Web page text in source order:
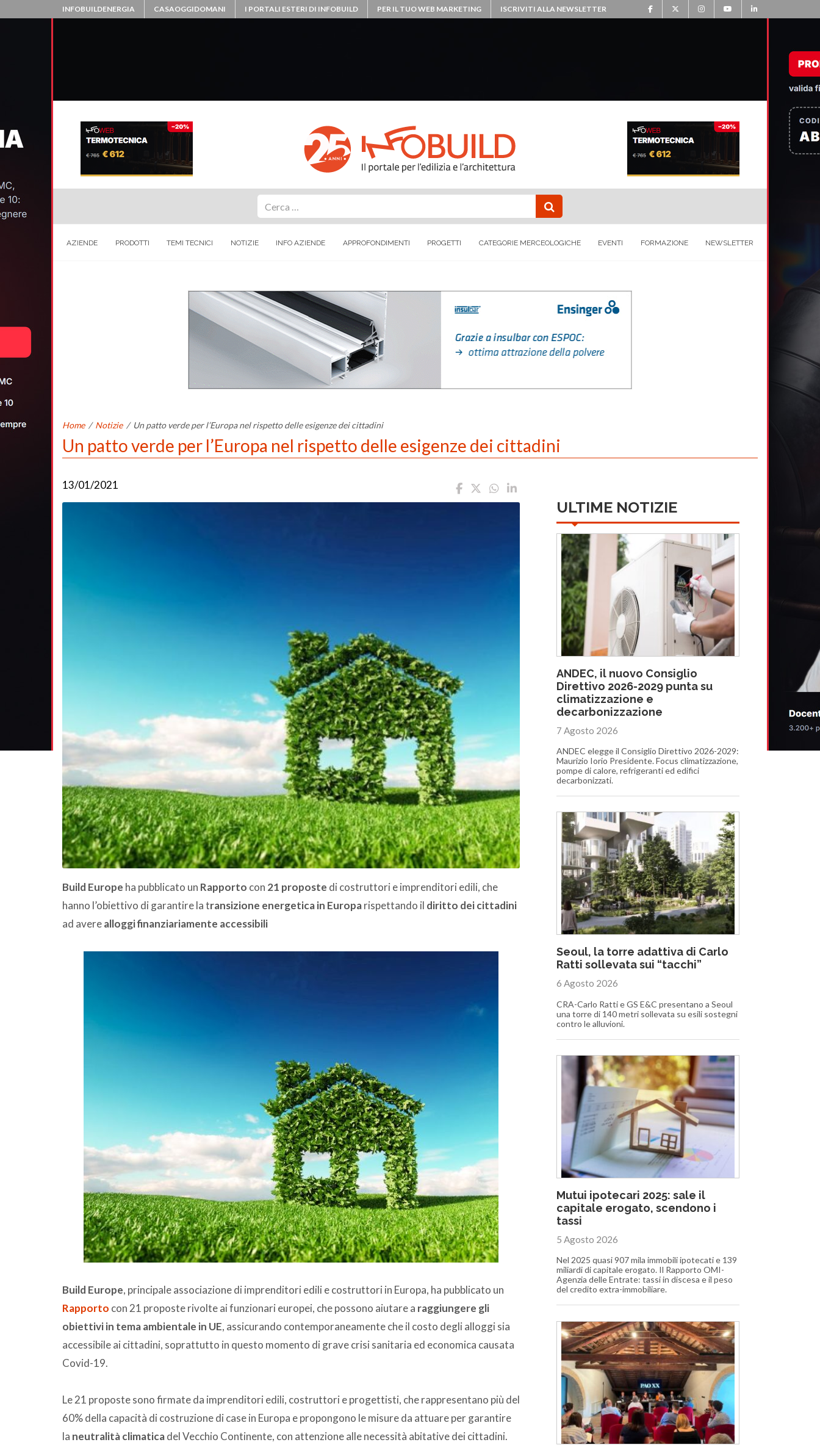
INFOBUILDENERGIA CASAOGGIDOMANI I PORTALI ESTERI DI INFOBUILD PER IL TUO WEB MARKETING ISCRIVITI ALLA NEWSLETTER
AZIENDE PRODOTTI TEMI TECNICI NOTIZIE INFO AZIENDE APPROFONDIMENTI PROGETTI CATEGORIE MERCEOLOGICHE EVENTI FORMAZIONE NEWSLETTER
Home / Notizie / Un patto verde per l’Europa nel rispetto delle esigenze dei cittadini
Un patto verde per l’Europa nel rispetto delle esigenze dei cittadini
13/01/2021
Build Europe ha pubblicato un Rapporto con 21 proposte di costruttori e imprenditori edili, che
hanno l’obiettivo di garantire la transizione energetica in Europarispettando il diritto dei cittadini
ad averealloggi finanziariamente accessibili
Build Europe, principale associazione di imprenditori edili e costruttori in Europa, ha pubblicato un
Rapporto con 21 proposte rivolte ai funzionari europei, che possono aiutare a raggiungere gli
obiettivi in tema ambientale in UE, assicurando contemporaneamente che il costo degli alloggi sia
accessibile ai cittadini, soprattutto in questo momento di grave crisi sanitaria ed economica causata
Covid-19.
Le 21 proposte sono firmate da imprenditori edili, costruttori e progettisti, che rappresentano più del
60% della capacità di costruzione di case in Europa e propongono le misure da attuare per garantire
la neutralità climaticadel Vecchio Continente, con attenzione alle necessità abitative dei cittadini.
ULTIME NOTIZIE
ANDEC, il nuovo Consiglio
Direttivo 2026-2029 punta su
climatizzazione e
decarbonizzazione
7 Agosto 2026
ANDEC elegge il Consiglio Direttivo 2026-2029:
Maurizio Iorio Presidente. Focus climatizzazione,
pompe di calore, refrigeranti ed edifici
decarbonizzati.
Seoul, la torre adattiva di Carlo
Ratti sollevata sui “tacchi”
6 Agosto 2026
CRA-Carlo Ratti e GS E&C presentano a Seoul
una torre di 140 metri sollevata su esili sostegni
contro le alluvioni.
Mutui ipotecari 2025: sale il
capitale erogato, scendono i
tassi
5 Agosto 2026
Nel 2025 quasi 907 mila immobili ipotecati e 139
miliardi di capitale erogato. Il Rapporto OMI-
Agenzia delle Entrate: tassi in discesa e il peso
del credito extra-immobiliare.